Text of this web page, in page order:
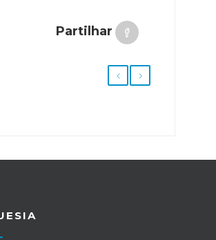
Partilhar